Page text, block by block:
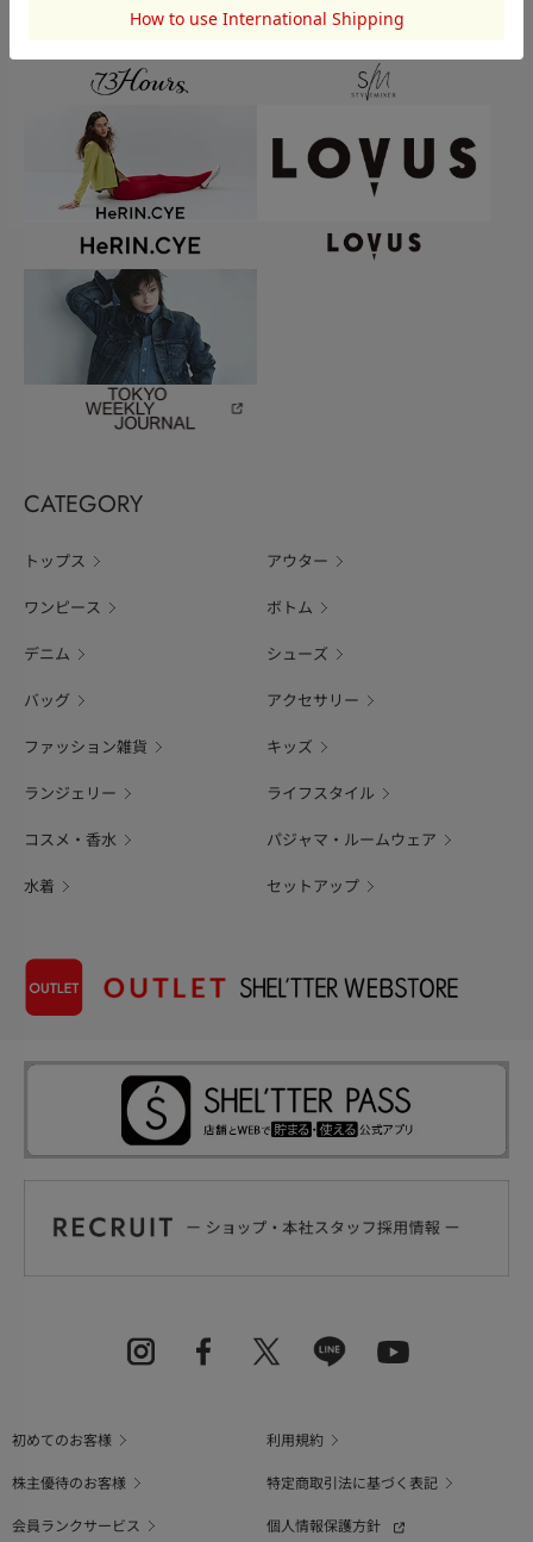
CATEGORY
トップス アウター
ワンピース ボトム
デニム シューズ
バッグ アクセサリー
ファッション雑貨 キッズ
ランジェリー ライフスタイル
コスメ・香水 パジャマ・ルームウェア
水着 セットアップ
初めてのお客様
利用規約
株主優待のお客様
特定商取引法に基づく表記
会員ランクサービス
個人情報保護方針